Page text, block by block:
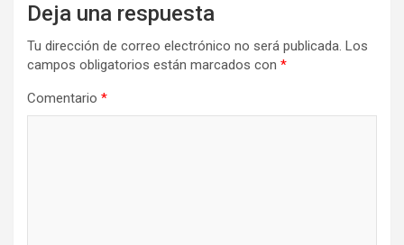
Deja una respuesta
Tu dirección de correo electrónico no será publicada. Los
campos obligatorios están marcados con *
Comentario *